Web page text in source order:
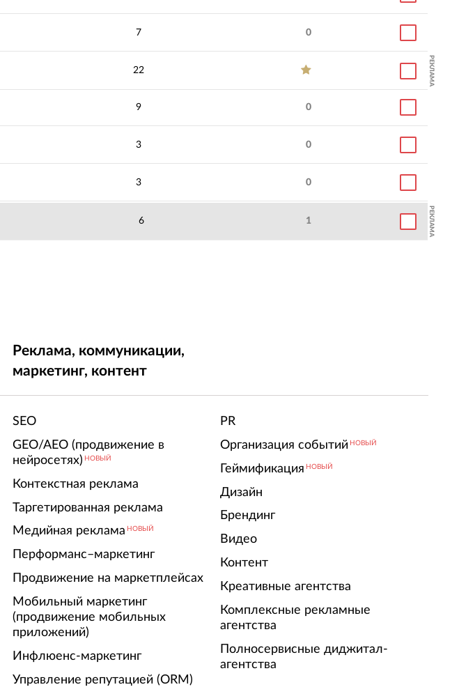
7 0
22 РЕКЛАМА
9 0
3 0
3 0
6 1 РЕКЛАМА
Реклама, коммуникации,
маркетинг, контент
SEO
GEO/AEO (продвижение в
нейросетях) НОВЫЙ
Контекстная реклама
Таргетированная реклама
Медийная реклама НОВЫЙ
Перформанс–маркетинг
Продвижение на маркетплейсах
Мобильный маркетинг
(продвижение мобильных
приложений)
Инфлюенс-маркетинг
Управление репутацией (ORM)
PR
Организация событий НОВЫЙ
Геймификация НОВЫЙ
Дизайн
Брендинг
Видео
Контент
Креативные агентства
Комплексные рекламные
агентства
Полносервисные диджитал-
агентства